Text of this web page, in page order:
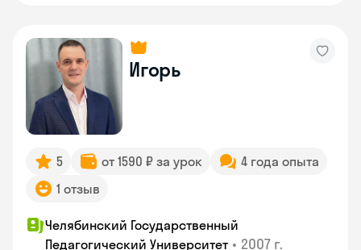
Игорь
5 от 1590 ₽ за урок
4 года опыта
1 отзыв
Челябинский Государственный
Педагогический Университет • 2007 г.